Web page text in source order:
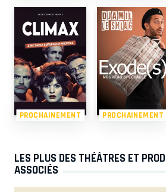
PROCHAINEMENT PROCHAINEMENT
LES PLUS DES THÉÂTRES ET
ASSOCIÉS